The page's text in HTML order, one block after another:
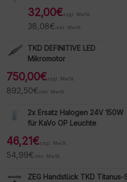
32,00€zzgl. MwSt.
38,08€ inkl. MwSt.
TKD DEFINITIVE LED
Mikromotor
750,00€zzgl. MwSt.
892,50€ inkl. MwSt.
2x Ersatz Halogen 24V 150W
für KaVo OP Leuchte
46,21€zzgl. MwSt.
54,99€ inkl. MwSt.
ZEG Handstück TKD Titanus-